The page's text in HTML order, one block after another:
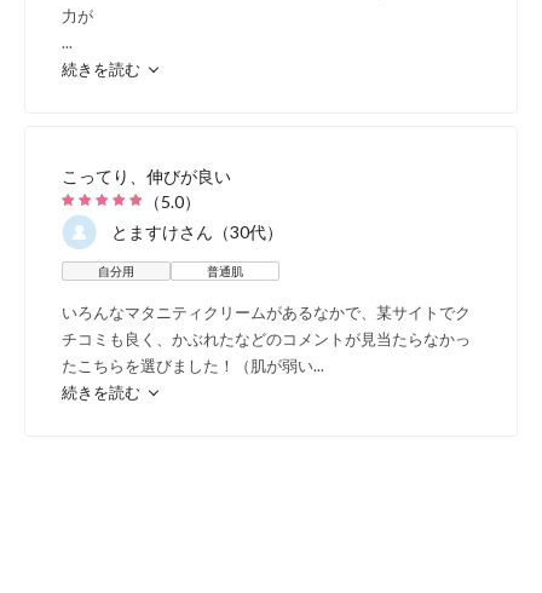
水分量を大幅に高めるこ
ュラルマーククリームを
ができました。
力が
...
続きを読む
こってり、伸びが良い
（5.0）
とますけさん（30代）
自分用 普通肌
いろんなマタニティクリームがあるなかで、某サイトでク
チコミも良く、かぶれたなどのコメントが見当たらなかっ
たこちらを選びました！（肌が弱い...
続きを読む